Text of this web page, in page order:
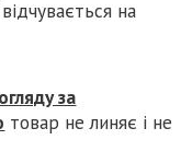
на
за
товар не линяє і не